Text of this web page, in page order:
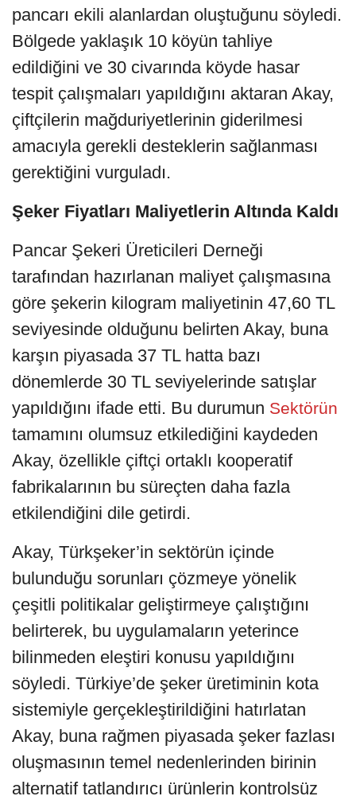
pancarı ekili alanlardan oluştuğunu söyledi.
Bölgede yaklaşık 10 köyün tahliye
edildiğini ve 30 civarında köyde hasar
tespit çalışmaları yapıldığını aktaran Akay,
çiftçilerin mağduriyetlerinin giderilmesi
amacıyla gerekli desteklerin sağlanması
gerektiğini vurguladı.
Şeker Fiyatları Maliyetlerin Altında Kaldı
Pancar Şekeri Üreticileri Derneği
tarafından hazırlanan maliyet çalışmasına
göre şekerin kilogram maliyetinin 47,60 TL
seviyesinde olduğunu belirten Akay, buna
karşın piyasada 37 TL hatta bazı
dönemlerde 30 TL seviyelerinde satışlar
yapıldığını ifade etti. Bu durumun Sektörün
tamamını olumsuz etkilediğini kaydeden
Akay, özellikle çiftçi ortaklı kooperatif
fabrikalarının bu süreçten daha fazla
etkilendiğini dile getirdi.
Akay, Türkşeker’in sektörün içinde
bulunduğu sorunları çözmeye yönelik
çeşitli politikalar geliştirmeye çalıştığını
belirterek, bu uygulamaların yeterince
bilinmeden eleştiri konusu yapıldığını
söyledi. Türkiye’de şeker üretiminin kota
sistemiyle gerçekleştirildiğini hatırlatan
Akay, buna rağmen piyasada şeker fazlası
oluşmasının temel nedenlerinden birinin
alternatif tatlandırıcı ürünlerin kontrolsüz